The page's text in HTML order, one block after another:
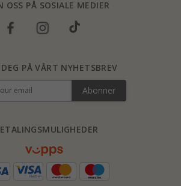
OSS PÅ SOSIALE MEDIER
PÅ VÅRT NYHETSBREV
Abonner